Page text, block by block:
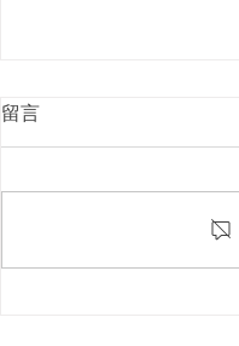
留言